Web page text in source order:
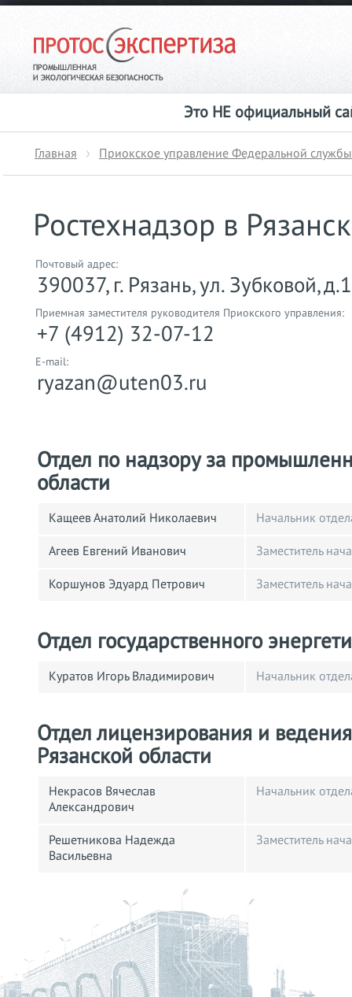
Это НЕ официальный
Главная Приокское управление Федеральной
Ростехнадзор в
Почтовый адрес:
390037, г. Рязань, ул. Зубковой,
Приемная заместителя руководителя Приокского управления:
+7 (4912) 32-07-12
E-mail:
ryazan@uten03.ru
Отдел по надзору за
области
Кащеев Анатолий Николаевич Начальник
Агеев Евгений Иванович Заместитель
Коршунов Эдуард Петрович Заместитель
Отдел государственного
Куратов Игорь Владимирович Начальник
Отдел лицензирования и
Рязанской области
Некрасов Вячеслав
Александрович
Начальник
Решетникова Надежда
Васильевна
Заместитель